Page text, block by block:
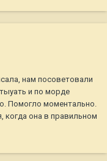
нам посоветовали
и по морде
Помогло моментально.
когда она в правильном